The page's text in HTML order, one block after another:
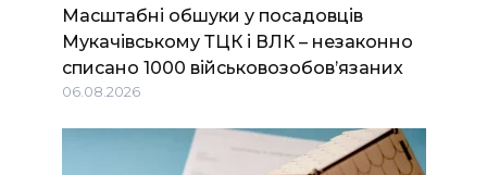
Масштабні обшуки у посадовців
Мукачівському ТЦК і ВЛК – незаконно
списано 1000 військовозобов’язаних
06.08.2026